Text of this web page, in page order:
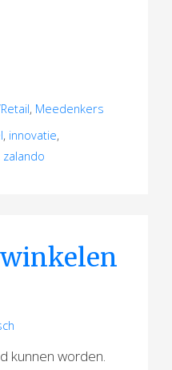
, Meedenkers
, innovatie,
zalando
kunnen worden.